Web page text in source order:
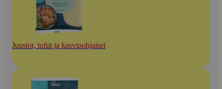
Juustot, tofut ja kasvipohjaiset